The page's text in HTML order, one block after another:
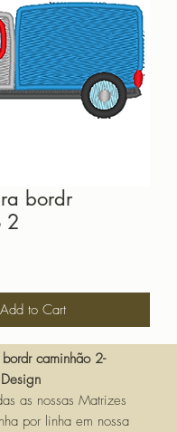
bordr
2
Add to Cart
caminhão 2-
nossas Matrizes
por linha em nossa